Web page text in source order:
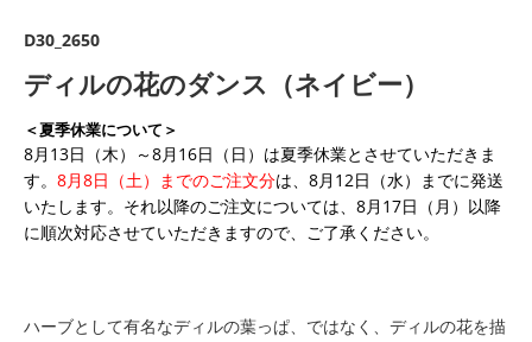
D30_2650
ディルの花のダンス（ネイビー）
＜夏季休業について＞
8月13日（木）～8月16日（日）は夏季休業とさせていただきま
す。 8月8日（土）までのご注文分は、8月12日（水）までに発送
いたします。それ以降のご注文については、8月17日（月）以降
に順次対応させていただきますので、ご了承ください。
ハーブとして有名なディルの葉っぱ、ではなく、ディルの花を描